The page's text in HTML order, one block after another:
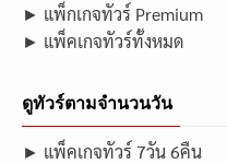
► แพ็กเกจทัวร์ Premium
► แพ็คเกจทัวร์ทั้งหมด
ดูทัวร์ตามจำนวนวัน
► แพ็คเกจทัวร์ 7วัน 6คืน